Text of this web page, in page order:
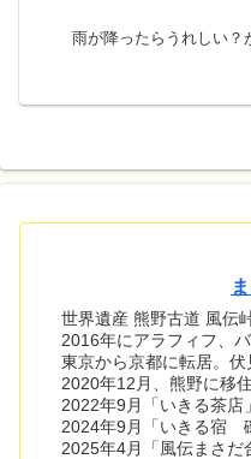
雨が降ったらうれしい？
世界遺産 熊野古道 風伝
2016年にアラフィフ、
東京から京都に転居。伏
2020年12月、熊野に移住
2022年9月「いきる茶店」
2024年9月「いきる宿
2025年4月「風伝まさだ